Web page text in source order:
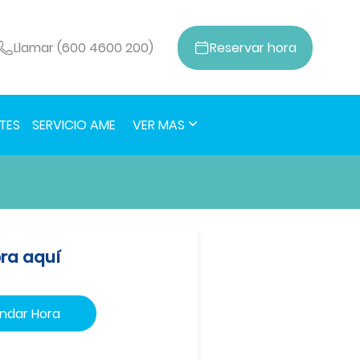
Llamar (600 4600 200) Reservarhora
SERVICIO AME VER MAS
aquí
Hora